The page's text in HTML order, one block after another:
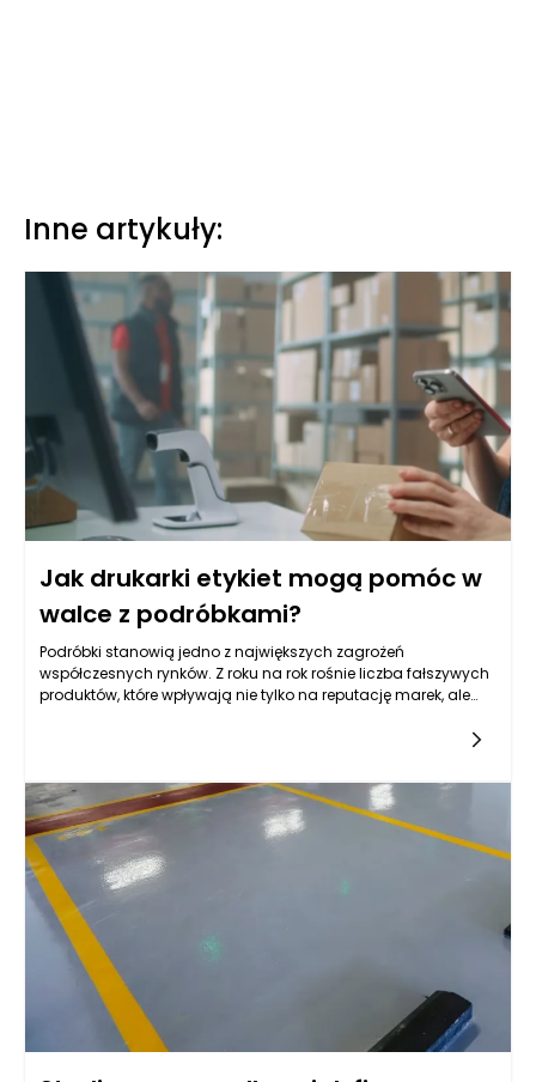
Inne artykuły:
Jak drukarki etykiet mogą pomóc w
walce z podróbkami?
Podróbki stanowią jedno z największych zagrożeń
współczesnych rynków. Z roku na rok rośnie liczba fałszywych
produktów, które wpływają nie tylko na reputację marek, ale
ofiarami produktów o niskiej jakości, które mogą mieć
negatywne skutki zdrowotne czy bezpieczeństwa. Nawet
najbardziej renomowane marki, które zainwestowały w
budowanie swojej reputacji przez lata, stają przed poważnym
wyzwaniem związanym z ochroną swoich produktów przed
podróbkami. Aby stawić czoła temu zjawisku, kluczową rolę
odgrywa technologia, w tym innowacyjne rozwiązania, jakimi
są drukarki etykiet, które stają się niezastąpionym narzędziem
w walce z fałszerstwami.